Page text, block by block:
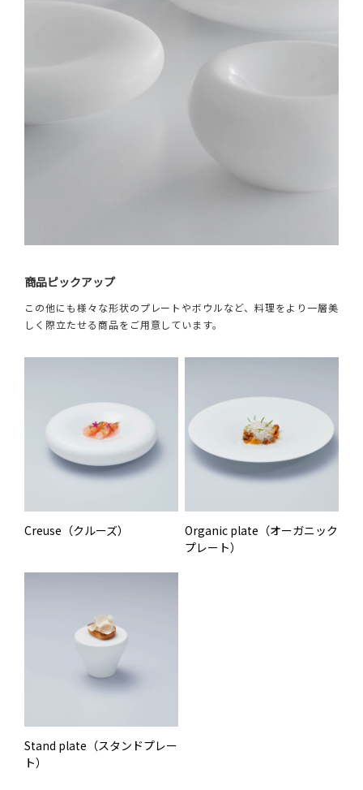
商品ピックアップ
この他にも様々な形状のプレートやボウルなど、料理をより一層美
しく際立たせる商品をご用意しています。
Creuse（クルーズ）
Organic plate（オーガニック
プレート）
Stand plate（スタンドプレー
ト）